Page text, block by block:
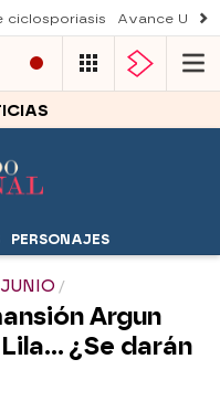
ciclosporiasis Avance Una
PERSONAJES
Argun
¿Se darán